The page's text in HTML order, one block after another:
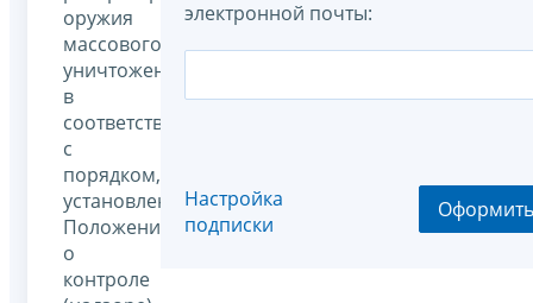
оружия
массового
уничтожения
в
соответствии
с
порядком,
установленным
Положением
о
контроле
электронной почты:
Настройка
подписки
Оформить